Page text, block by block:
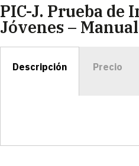
PIC-J. Prueba de
Jóvenes – Manual
Descripción Precio